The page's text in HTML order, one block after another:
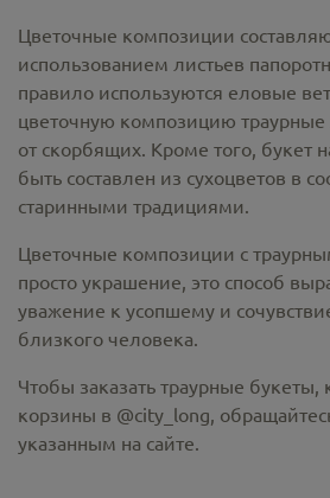
Цветочные композиции
использованием листьев
правило используются еловые
цветочную композицию
от скорбящих. Кроме того, букет
быть составлен из сухоцветов в
старинными традициями.
Цветочные композиции с
просто украшение, это способ
уважение к усопшему и
близкого человека.
Чтобы заказать траурные
корзины в @city_long,
указанным на сайте.